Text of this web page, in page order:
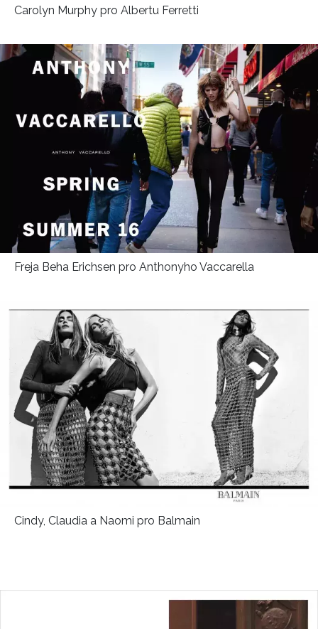
Carolyn Murphy pro Albertu Ferretti
Freja Beha Erichsen pro Anthonyho Vaccarella
Cindy, Claudia a Naomi pro Balmain